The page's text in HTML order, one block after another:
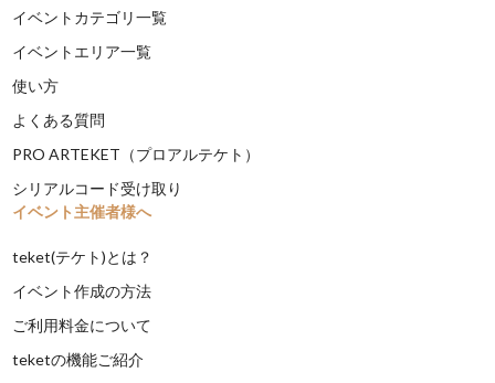
イベントカテゴリ一覧
イベントエリア一覧
使い方
よくある質問
PRO ARTEKET（プロアルテケト）
シリアルコード受け取り
イベント主催者様へ
teket(テケト)とは？
イベント作成の方法
ご利用料金について
teketの機能ご紹介